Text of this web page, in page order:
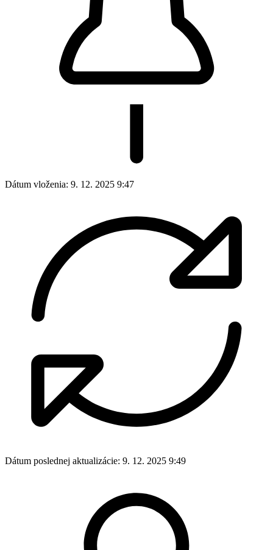
Dátum vloženia: 9. 12. 2025 9:47
Dátum poslednej aktualizácie: 9. 12. 2025 9:49